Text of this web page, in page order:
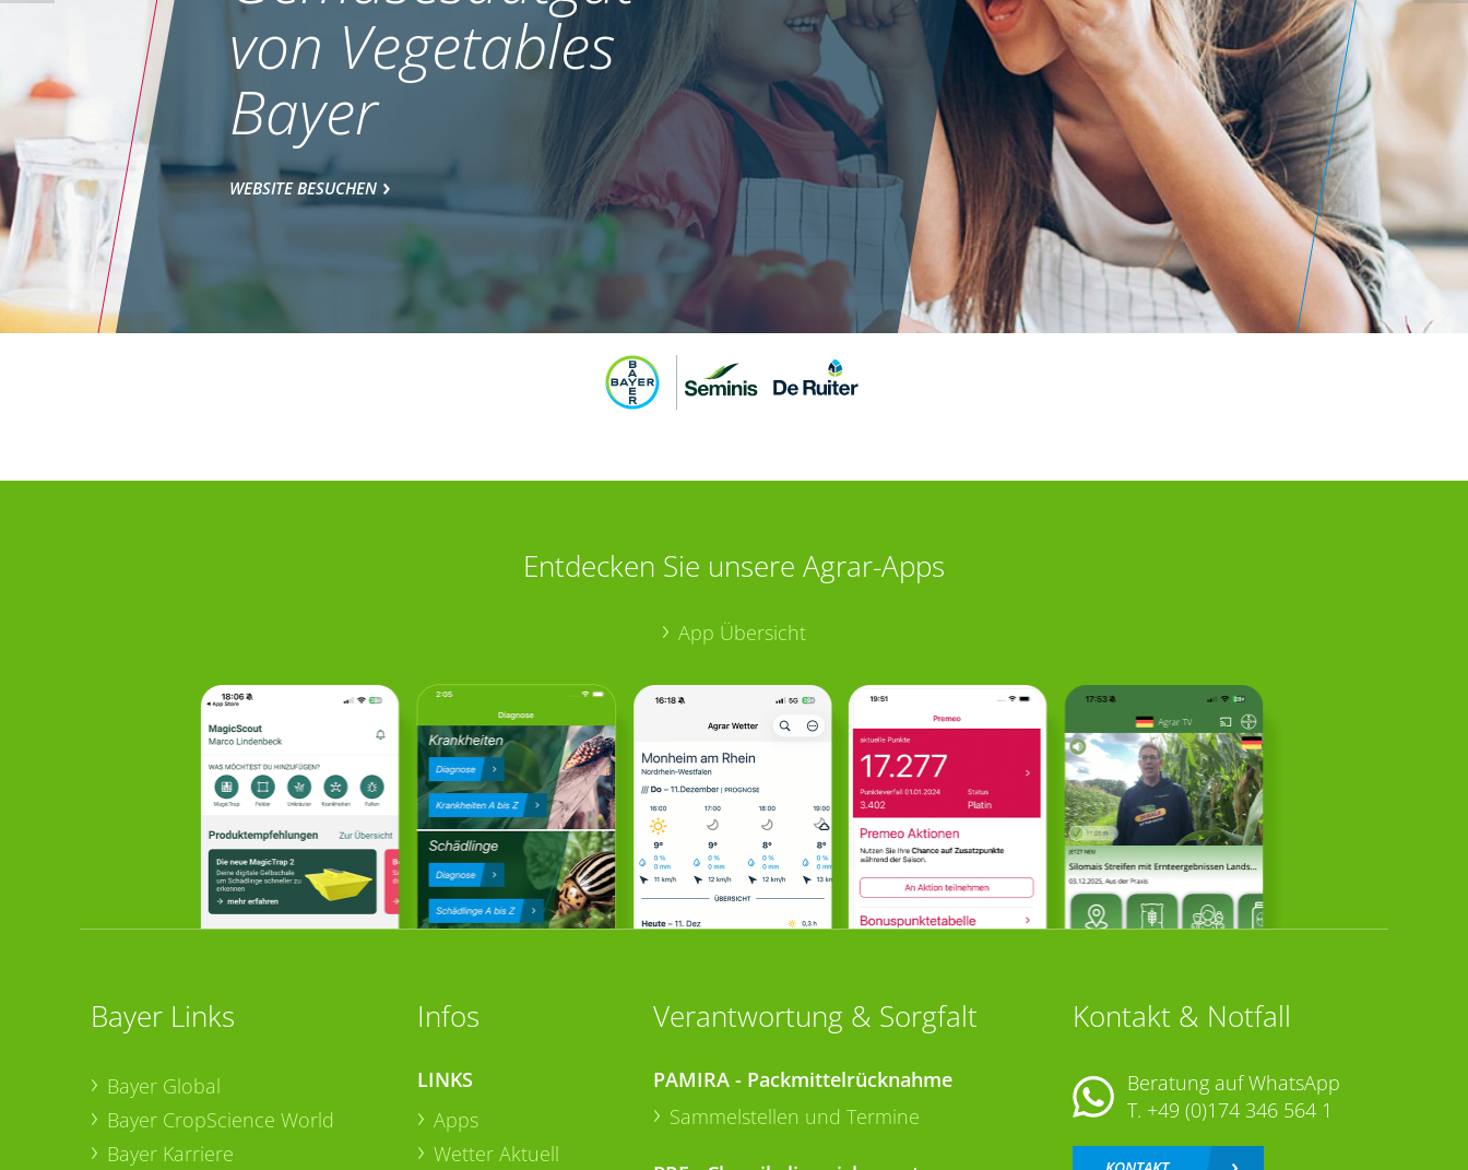
von Vegetables
Bayer
WEBSITE BESUCHEN
Entdecken Sie unsere Agrar-Apps
App Übersicht
Bayer Links
Bayer Global
Bayer CropScience World
Bayer Karriere
Infos
LINKS
Apps
Wetter Aktuell
Verantwortung & Sorgfalt
PAMIRA - Packmittelrücknahme
Sammelstellen und Termine
Kontakt & Notfall
Beratung auf WhatsApp
T. +49 (0)174 346 564 1